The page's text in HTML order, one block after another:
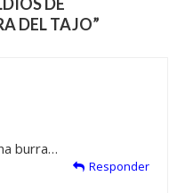
DEL TAJO”
burra…
Responder